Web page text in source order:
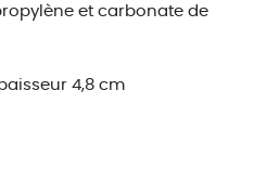
et carbonate de
4,8 cm